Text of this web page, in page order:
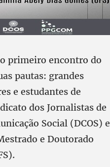
primeiro encontro do
pautas: grandes
e estudantes de
dos Jornalistas de
Social (DCOS) e
e Doutorado